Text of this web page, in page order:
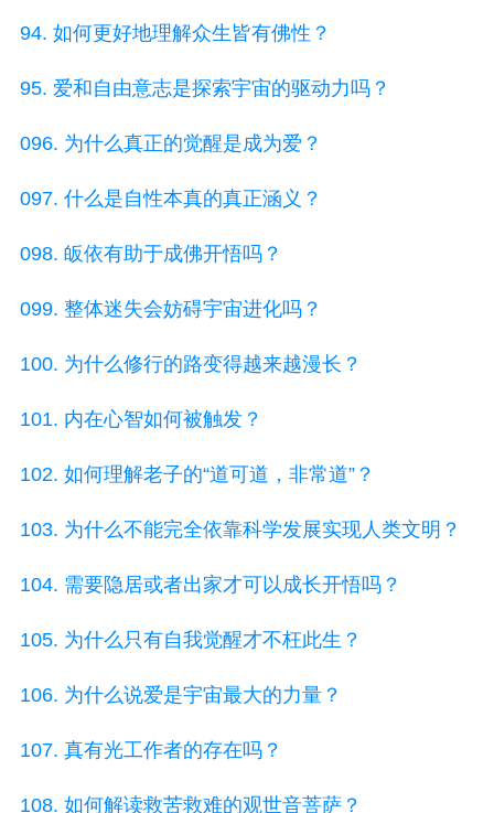
94. 如何更好地理解众生皆有佛性？
95. 爱和自由意志是探索宇宙的驱动力吗？
096. 为什么真正的觉醒是成为爱？
097. 什么是自性本真的真正涵义？
098. 皈依有助于成佛开悟吗？
099. 整体迷失会妨碍宇宙进化吗？
100. 为什么修行的路变得越来越漫长？
101. 内在心智如何被触发？
102. 如何理解老子的“道可道，非常道”？
103. 为什么不能完全依靠科学发展实现人类文明？
104. 需要隐居或者出家才可以成长开悟吗？
105. 为什么只有自我觉醒才不枉此生？
106. 为什么说爱是宇宙最大的力量？
107. 真有光工作者的存在吗？
108. 如何解读救苦救难的观世音菩萨？